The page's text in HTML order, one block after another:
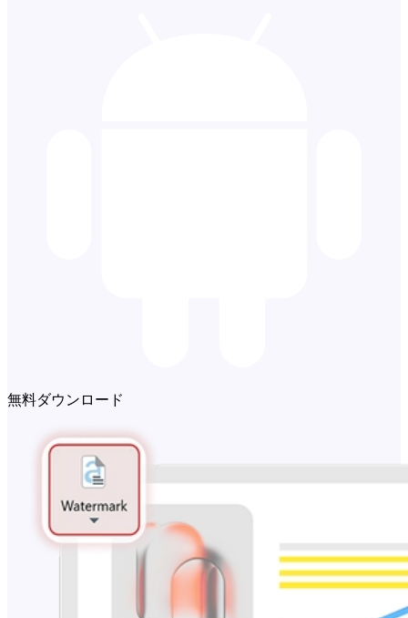
無料ダウンロード